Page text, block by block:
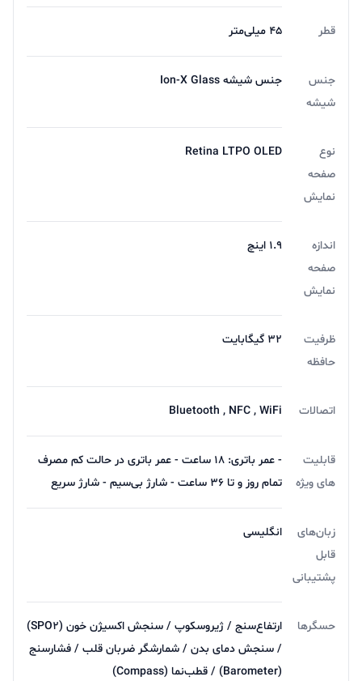
قطر ۴۵ میلی‌متر
جنس
شیشه
جنس شیشه Ion-X Glass
نوع
صفحه
نمایش
Retina LTPO OLED
اندازه
صفحه
نمایش
۱.۹ اینچ
ظرفیت
حافظه
32 گیگابایت
اتصالات Bluetooth , NFC , WiFi
قابلیت
های ویژه
- عمر باتری: ۱۸ ساعت - عمر باتری در حالت کم مصرف
تمام روز و تا ۳۶ ساعت - شارژ بی‌سیم - شارژ سریع
زبان‌های
قابل
پشتیبانی
انگلیسی
حسگرها
ارتفاع‌سنج / ژیروسکوپ / سنجش اکسیژن خون (SPO۲)
/ سنجش دمای بدن / شمارشگر ضربان قلب / فشارسنج
(Barometer) / قطب‌نما (Compass)